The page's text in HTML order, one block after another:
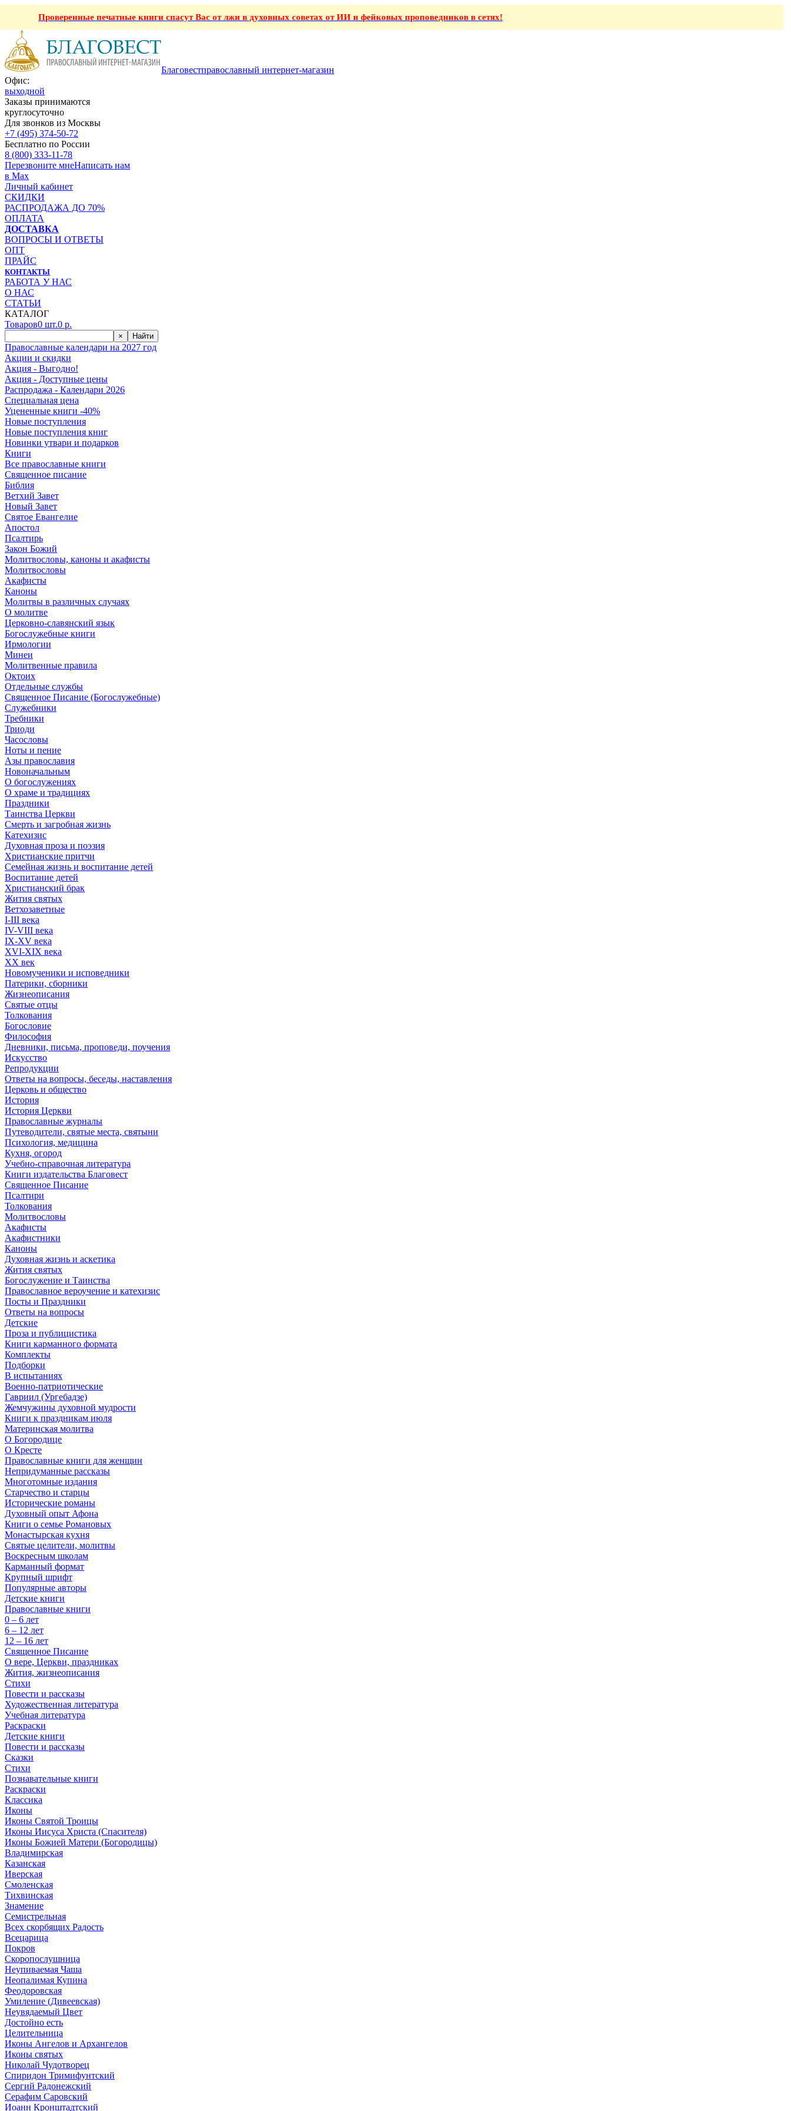
Проверенные печатные книги спасут Вас от лжи в духовных советах от ИИ и фейковых проповедников в сетях!
Благовестправославный интернет-магазин
Офис:
выходной
Заказы принимаются
круглосуточно
Для звонков из Москвы
+7 (495) 374-50-72
Бесплатно по России
8 (800) 333-11-78
Перезвоните мнеНаписать нам
в Max
Личный кабинет
СКИДКИ
РАСПРОДАЖА ДО 70%
ОПЛАТА
ДОСТАВКА
ВОПРОСЫ И ОТВЕТЫ
ОПТ
ПРАЙС
КОНТАКТЫ
РАБОТА У НАС
О НАС
СТАТЬИ
КАТАЛОГ
Товаров0 шт.0 р.
× Найти
Православные календари на 2027 год
Акции и скидки
Акция - Выгодно!
Акция - Доступные цены
Распродажа - Календари 2026
Специальная цена
Уцененные книги -40%
Новые поступления
Новые поступления книг
Новинки утвари и подарков
Книги
Все православные книги
Священное писание
Библия
Ветхий Завет
Новый Завет
Святое Евангелие
Апостол
Псалтирь
Закон Божий
Молитвословы, каноны и акафисты
Молитвословы
Акафисты
Каноны
Молитвы в различных случаях
О молитве
Церковно-славянский язык
Богослужебные книги
Ирмологии
Минеи
Молитвенные правила
Октоих
Отдельные службы
Священное Писание (Богослужебные)
Служебники
Требники
Триоди
Часословы
Ноты и пение
Азы православия
Новоначальным
О богослужениях
О храме и традициях
Праздники
Таинства Церкви
Смерть и загробная жизнь
Катехизис
Духовная проза и поэзия
Христианские притчи
Семейная жизнь и воспитание детей
Воспитание детей
Христианский брак
Жития святых
Ветхозаветные
I-III века
IV-VIII века
IX-XV века
XVI-XIX века
XX век
Новомученики и исповедники
Патерики, сборники
Жизнеописания
Святые отцы
Толкования
Богословие
Философия
Дневники, письма, проповеди, поучения
Искусство
Репродукции
Ответы на вопросы, беседы, наставления
Церковь и общество
История
История Церкви
Православные журналы
Путеводители, святые места, святыни
Психология, медицина
Кухня, огород
Учебно-справочная литература
Книги издательства Благовест
Священное Писание
Псалтири
Толкования
Молитвословы
Акафисты
Акафистники
Каноны
Духовная жизнь и аскетика
Жития святых
Богослужение и Таинства
Православное вероучение и катехизис
Посты и Праздники
Ответы на вопросы
Детские
Проза и публицистика
Книги карманного формата
Комплекты
Подборки
В испытаниях
Военно-патриотические
Гавриил (Ургебадзе)
Жемчужины духовной мудрости
Книги к праздникам июля
Материнская молитва
О Богородице
О Кресте
Православные книги для женщин
Непридуманные рассказы
Многотомные издания
Старчество и старцы
Исторические романы
Духовный опыт Афона
Книги о семье Романовых
Монастырская кухня
Святые целители, молитвы
Воскресным школам
Карманный формат
Крупный шрифт
Популярные авторы
Детские книги
Православные книги
0 – 6 лет
6 – 12 лет
12 – 16 лет
Священное Писание
О вере, Церкви, праздниках
Жития, жизнеописания
Стихи
Повести и рассказы
Художественная литература
Учебная литература
Раскраски
Детские книги
Повести и рассказы
Сказки
Стихи
Познавательные книги
Раскраски
Классика
Иконы
Иконы Святой Троицы
Иконы Иисуса Христа (Спасителя)
Иконы Божией Матери (Богородицы)
Владимирская
Казанская
Иверская
Смоленская
Тихвинская
Знамение
Семистрельная
Всех скорбящих Радость
Всецарица
Покров
Скоропослушница
Неупиваемая Чаша
Неопалимая Купина
Феодоровская
Умиление (Дивеевская)
Неувядаемый Цвет
Достойно есть
Целительница
Иконы Ангелов и Архангелов
Иконы святых
Николай Чудотворец
Спиридон Тримифунтский
Сергий Радонежский
Серафим Саровский
Иоанн Кронштадтский